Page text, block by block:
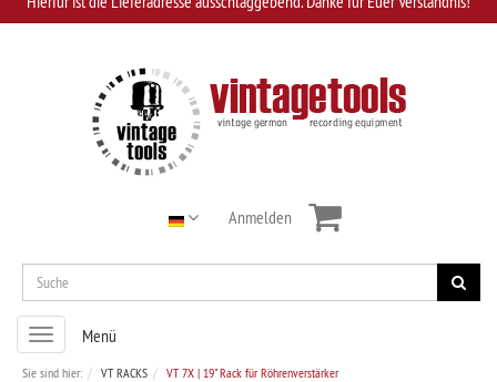
Anmelden
Toggle
navigation
Menü
Sie sind hier: VT RACKS VT 7X | 19" Rack für Röhrenverstärker